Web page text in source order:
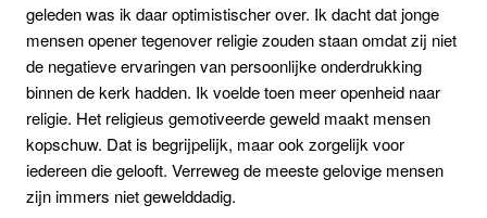
geleden was ik daar optimistischer over. Ik dacht dat jonge
mensen opener tegenover religie zouden staan omdat zij niet
de negatieve ervaringen van persoonlijke onderdrukking
binnen de kerk hadden. Ik voelde toen meer openheid naar
religie. Het religieus gemotiveerde geweld maakt mensen
kopschuw. Dat is begrijpelijk, maar ook zorgelijk voor
iedereen die gelooft. Verreweg de meeste gelovige mensen
zijn immers niet gewelddadig.